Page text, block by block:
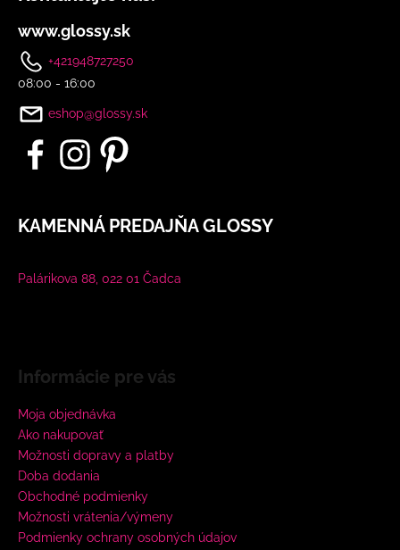
www.glossy.sk
+421948727250
08:00 - 16:00
eshop@glossy.sk
KAMENNÁ PREDAJŇA GLOSSY
Palárikova 88, 022 01 Čadca
Informácie pre vás
Moja objednávka
Ako nakupovať
Možnosti dopravy a platby
Doba dodania
Obchodné podmienky
Možnosti vrátenia/výmeny
Podmienky ochrany osobných údajov